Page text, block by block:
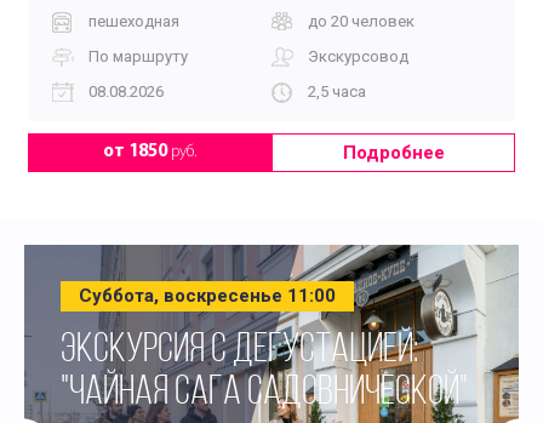
пешеходная
до 20 человек
По маршруту
Экскурсовод
08.08.2026
2,5 часа
от 1850руб. Подробнее
Суббота, воскресенье 11:00
ЭКСКУРСИЯ С ДЕГУСТАЦИЕЙ:
"ЧАЙНАЯ САГА САДОВНИЧЕСКОЙ"